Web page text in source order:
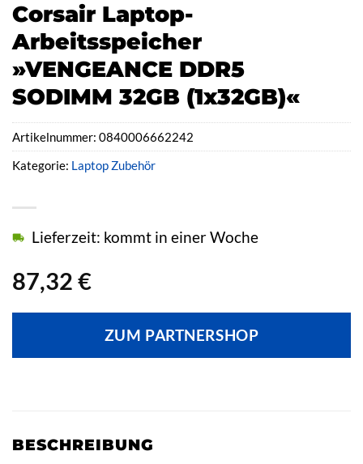
Corsair Laptop-
Arbeitsspeicher
»VENGEANCE DDR5
SODIMM 32GB (1x32GB)«
87,32 €
Lieferzeit: kommt in einer Woche
ZUM PARTNERSHOP
Artikelnummer: 0840006662242
Kategorie: Laptop Zubehör
BESCHREIBUNG